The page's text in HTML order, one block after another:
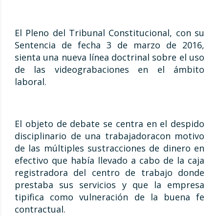
El Pleno del Tribunal Constitucional, con su
Sentencia de fecha 3 de marzo de 2016,
sienta una nueva línea doctrinal sobre el uso
de las videograbaciones en el ámbito
laboral.
El objeto de debate se centra en el despido
disciplinario de una trabajadoracon motivo
de las múltiples sustracciones de dinero en
efectivo que había llevado a cabo de la caja
registradora del centro de trabajo donde
prestaba sus servicios y que la empresa
tipifica como vulneración de la buena fe
contractual.